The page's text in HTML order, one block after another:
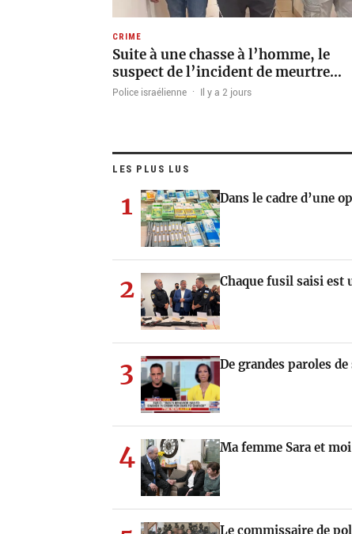
CRIME
Suite à une chasse à l’homme, le
suspect de l’incident de meurtre…
Police israélienne · Il y a 2 jours
LES PLUS LUS
1 Dans le cadre d’une
2 Chaque fusil saisi est
3 De grandes paroles
4 Ma femme Sara et
Le commissaire de